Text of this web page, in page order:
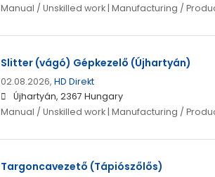
Manual / Unskilled work | Manufacturing /
Slitter (vágó) Gépkezelő (Újhartyán)
02.08.2026, HD Direkt
Újhartyán, 2367 Hungary
Manual / Unskilled work | Manufacturing /
Targoncavezető (Tápiószőlős)